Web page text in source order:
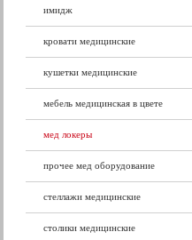
имидж
кровати медицинские
кушетки медицинские
мебель медицинская в цвете
мед локеры
прочее мед оборудование
стеллажи медицинские
столики медицинские